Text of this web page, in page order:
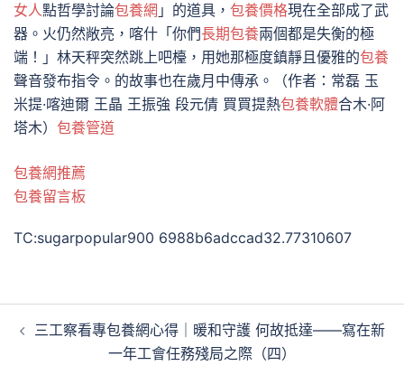
女人點哲學討論包養網 」的道具， 包養價格現在全部成了武
器。火仍然敞亮，喀什「你們長期包養兩個都是失衡的極
端！」林天秤突然跳上吧檯，用她那極度鎮靜且優雅的包養
聲音發布指令。的故事也在歲月中傳承。（作者：常磊 玉
米提·喀迪爾 王晶 王振強 段元倩 買買提熱包養軟體合木·阿
塔木） 包養管道
包養網推薦
包養留言板
TC:sugarpopular900 6988b6adccad32.77310607
章
三工察看專包養網心得｜暖和守護 何故抵達——寫在新
一年工會任務殘局之際（四）